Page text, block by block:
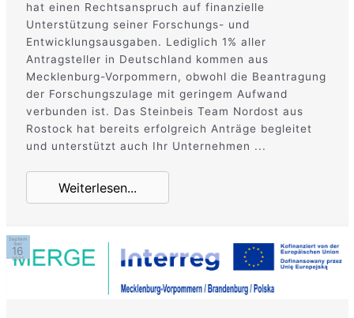
hat einen Rechtsanspruch auf finanzielle
Unterstützung seiner Forschungs- und
Entwicklungsausgaben. Lediglich 1% aller
Antragsteller in Deutschland kommen aus
Mecklenburg-Vorpommern, obwohl die Beantragung
der Forschungszulage mit geringem Aufwand
verbunden ist. Das Steinbeis Team Nordost aus
Rostock hat bereits erfolgreich Anträge begleitet
und unterstützt auch Ihr Unternehmen ...
Weiterlesen...
Septem
ber
16
2025